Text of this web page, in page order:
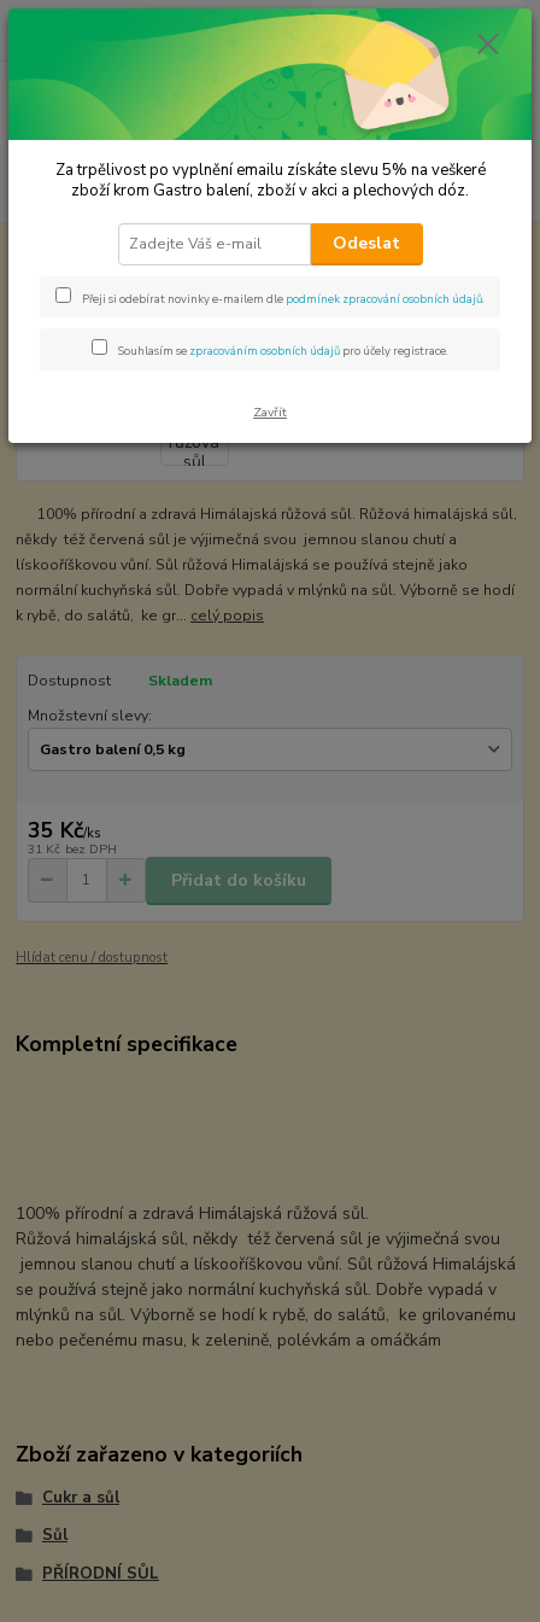
Menu
Hledat
ks
za 0,00 Kč
Cukr a sůl Himalájská růžová sůl hrubozrnná
Himalájská růžová sůl hrubozrnná
100% přírodní a zdravá Himálajská růžová sůl. Růžová himalájská sůl,
někdy též červená sůl je výjimečná svou jemnou slanou chutí a
lískooříškovou vůní. Sůl růžová Himalájská se používá stejně jako
normální kuchyňská sůl. Dobře vypadá v mlýnků na sůl. Výborně se hodí
k rybě, do salátů, ke gr... celý popis
Dostupnost
Skladem
Množstevní slevy:
35 Kč/ks
31 Kč bez DPH
Přidat do košíku
Hlídat cenu / dostupnost
Kompletní specifikace
100% přírodní a zdravá Himálajská růžová sůl.
Růžová himalájská sůl, někdy též červená sůl je výjimečná svou
jemnou slanou chutí a lískooříškovou vůní. Sůl růžová Himalájská
se používá stejně jako normální kuchyňská sůl. Dobře vypadá v
mlýnků na sůl. Výborně se hodí k rybě, do salátů, ke grilovanému
nebo pečenému masu, k zelenině, polévkám a omáčkám
Zboží zařazeno v kategoriích
Cukr a sůl
Sůl
PŘÍRODNÍ SŮL
Za trpělivost po vyplnění emailu získáte slevu 5% na veškeré
zboží krom Gastro balení, zboží v akci a plechových dóz.
Odeslat
Přeji si odebírat novinky e-mailem dle podmínek zpracování osobních údajů
Souhlasím se zpracováním osobních údajů pro účely registrace.
Zavřít